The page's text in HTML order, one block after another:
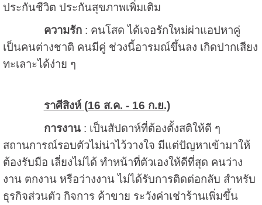
ประกันชีวิต ประกันสุขภาพเพิ่มเติม
ความรัก: คนโสด ได้เจอรักใหม่ผ่าแอปหาคู่
เป็นคนต่างชาติ คนมีคู่ ช่วงนี้อารมณ์ขึ้นลง เกิดปากเสียง
ทะเลาะได้ง่าย ๆ
ราศีสิงห์ (16 ส.ค. - 16 ก.ย.)
การงาน: เป็นสัปดาห์ที่ต้องตั้งสติให้ดี ๆ
สถานการณ์รอบตัวไม่น่าไว้วางใจ มีแต่ปัญหาเข้ามาให้
ต้องรับมือ เลี่ยงไม่ได้ ทำหน้าที่ตัวเองให้ดีที่สุด คนว่าง
งาน ตกงาน หรือว่างงาน ไม่ได้รับการติดต่อกลับ สำหรับ
ธุรกิจส่วนตัว กิจการ ค้าขาย ระวังค่าเช่าร้านเพิ่มขึ้น